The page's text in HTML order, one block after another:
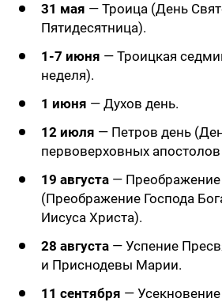
31 мая — Троица (День
Пятидесятница).
1-7 июня — Троицкая
неделя).
1 июня — Духов день.
12 июля — Петров день
первоверховных
19 августа — Преображение
(Преображение Господа
Иисуса Христа).
28 августа — Успение
и Приснодевы Марии.
11 сентября —